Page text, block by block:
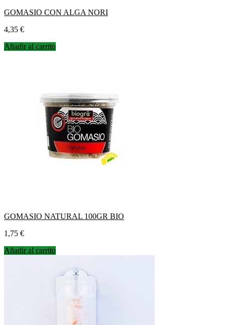
GOMASIO CON ALGA NORI
Precio
4,35 €
Añadir al carrito
GOMASIO NATURAL 100GR BIO
Precio
1,75 €
Añadir al carrito